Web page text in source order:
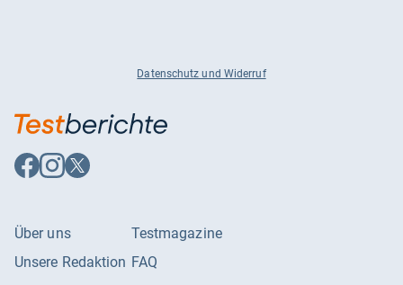
Datenschutz und Widerruf
Auf
Facebook
Auf
Instagram
Auf
X
Über uns
Unsere Redaktion
Testmagazine
FAQ